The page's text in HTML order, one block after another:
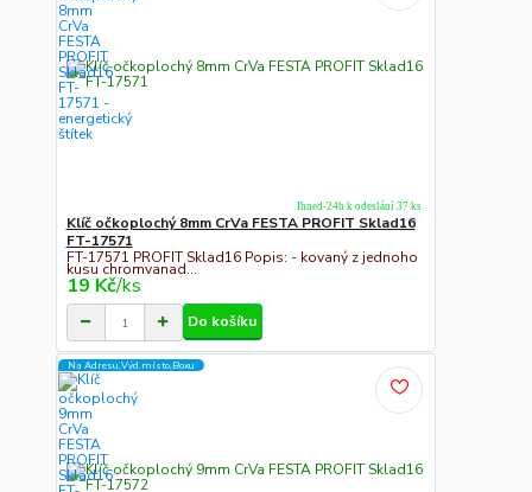
Klíč očkoplochý 8mm CrVa FESTA PROFIT Sklad16
FT-17571
FT-17571 PROFIT Sklad16 Popis: - kovaný z jednoho
kusu chromvanad...
19 Kč/ks
Ihned-24h k odeslání 37 ks
Do košíku
Na Adresu,Výd.místo,Boxu